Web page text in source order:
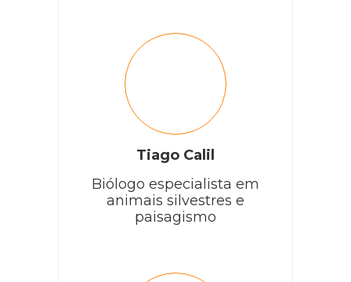
Tiago Calil
Biólogo especialista em
animais silvestres e
paisagismo